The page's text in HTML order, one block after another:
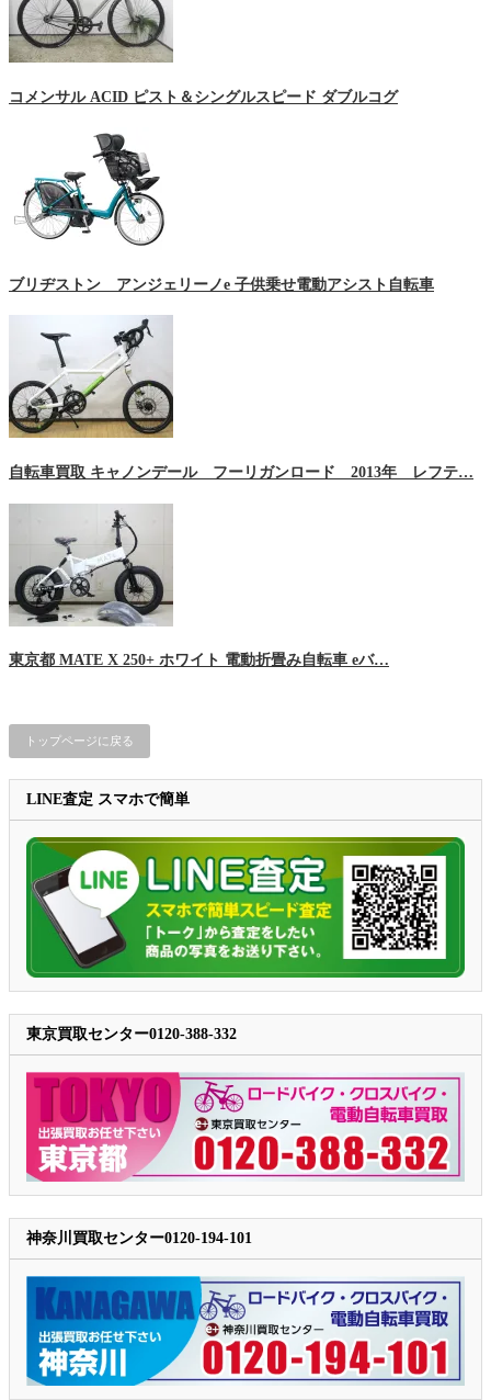
コメンサル ACID ピスト＆シングルスピード ダブルコグ
ブリヂストン アンジェリーノe 子供乗せ電動アシスト自転車
自転車買取 キャノンデール フーリガンロード 2013年 レフテ…
東京都 MATE X 250+ ホワイト 電動折畳み自転車 eバ…
トップページに戻る
LINE査定 スマホで簡単
東京買取センター0120-388-332
神奈川買取センター0120-194-101